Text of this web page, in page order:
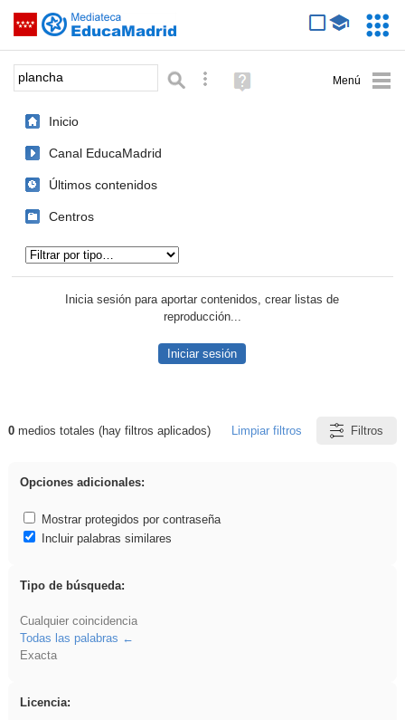
Saltar navegación
Palabra o frase: Búsqueda avanzada
Ayuda
(en
Inicio
Canal EducaMadrid
Últimos contenidos
Centros
Inicia sesión para aportar contenidos, crear listas de
reproducción...
Iniciar sesión
Resultados de: plancha
0medios totales (hay filtros aplicados) Limpiar filtros Filtros
Opciones adicionales:
Mostrar protegidos por contraseña
Incluir palabras similares
Tipo de búsqueda:
Cualquier coincidencia
Todas las palabras
Exacta
Licencia: